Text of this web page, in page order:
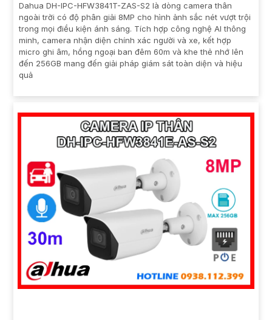
Dahua DH-IPC-HFW3841T-ZAS-S2 là dòng camera thân
ngoài trời có độ phân giải 8MP cho hình ảnh sắc nét vượt trội
trong mọi điều kiện ánh sáng. Tích hợp công nghệ AI thông
minh, camera nhận diện chính xác người và xe, kết hợp
micro ghi âm, hồng ngoại ban đêm 60m và khe thẻ nhớ lên
đến 256GB mang đến giải pháp giám sát toàn diện và hiệu
quả